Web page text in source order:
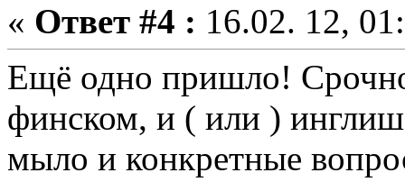
« Ответ #4 : 16.02. 12,
Ещё одно пришло!
финском, и ( или )
мыло и конкретные